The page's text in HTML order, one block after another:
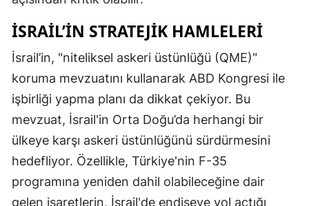
İSRAIL’IN STRATEJIK HAMLELERI
İsrail’in, "niteliksel askeri üstünlüğü (QME)"
koruma mevzuatını kullanarak ABD Kongresi ile
işbirliği yapma planı da dikkat çekiyor. Bu
mevzuat, İsrail'in Orta Doğu’da herhangi bir
ülkeye karşı askeri üstünlüğünü sürdürmesini
hedefliyor. Özellikle, Türkiye'nin F-35
programına yeniden dahil olabileceğine dair
gelen işaretlerin, İsrail'de endişeye yol açtığı